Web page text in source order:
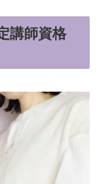
講師資格